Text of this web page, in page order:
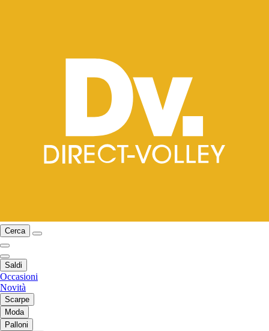
Cerca
Saldi
Occasioni
Novità
Scarpe
Moda
Palloni